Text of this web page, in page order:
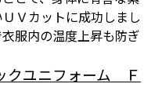
Ｖカットに成功しまし
服内の温度上昇も防ぎ
クユニフォーム Ｆ